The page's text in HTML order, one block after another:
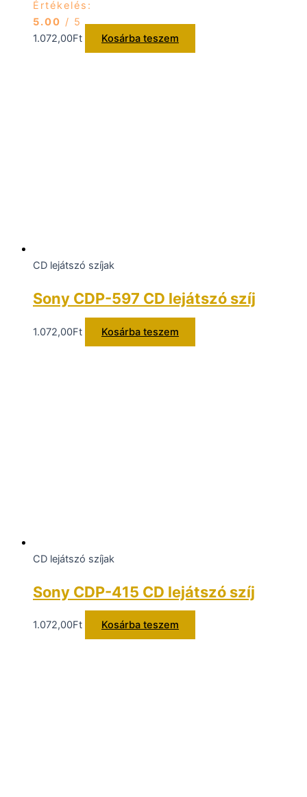
Értékelés:
5.00 / 5
1.072,00Ft Kosárba teszem
CD lejátszó szíjak
Sony CDP-597 CD lejátszó szíj
1.072,00Ft Kosárba teszem
CD lejátszó szíjak
Sony CDP-415 CD lejátszó szíj
1.072,00Ft Kosárba teszem